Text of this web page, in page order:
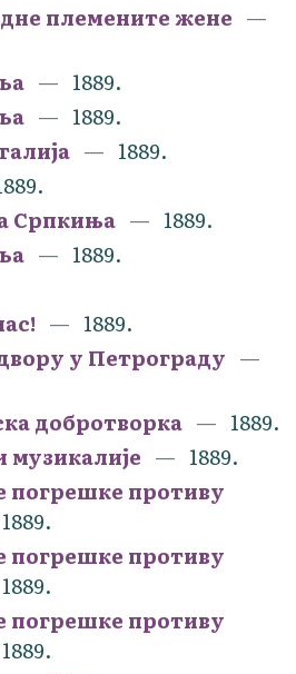
племените жене
1889.
1889.
1889.
Српкиња
1889.
1889.
1889.
у Петрограду
добротворка
1889.
музикалије
1889.
погрешке противу
1889.
погрешке противу
1889.
погрешке противу
1889.